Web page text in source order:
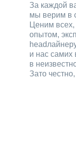
За каждой
мы верим в
Ценим всех,
опытом,
и нас самих
в
Зато